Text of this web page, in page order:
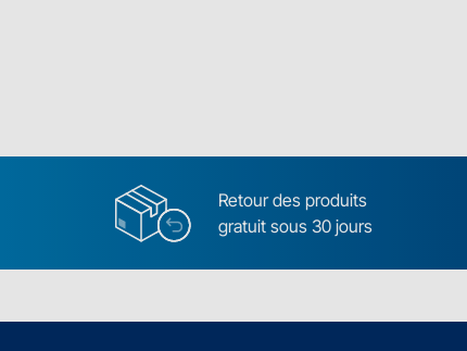
Retour des produits
gratuit sous 30 jours